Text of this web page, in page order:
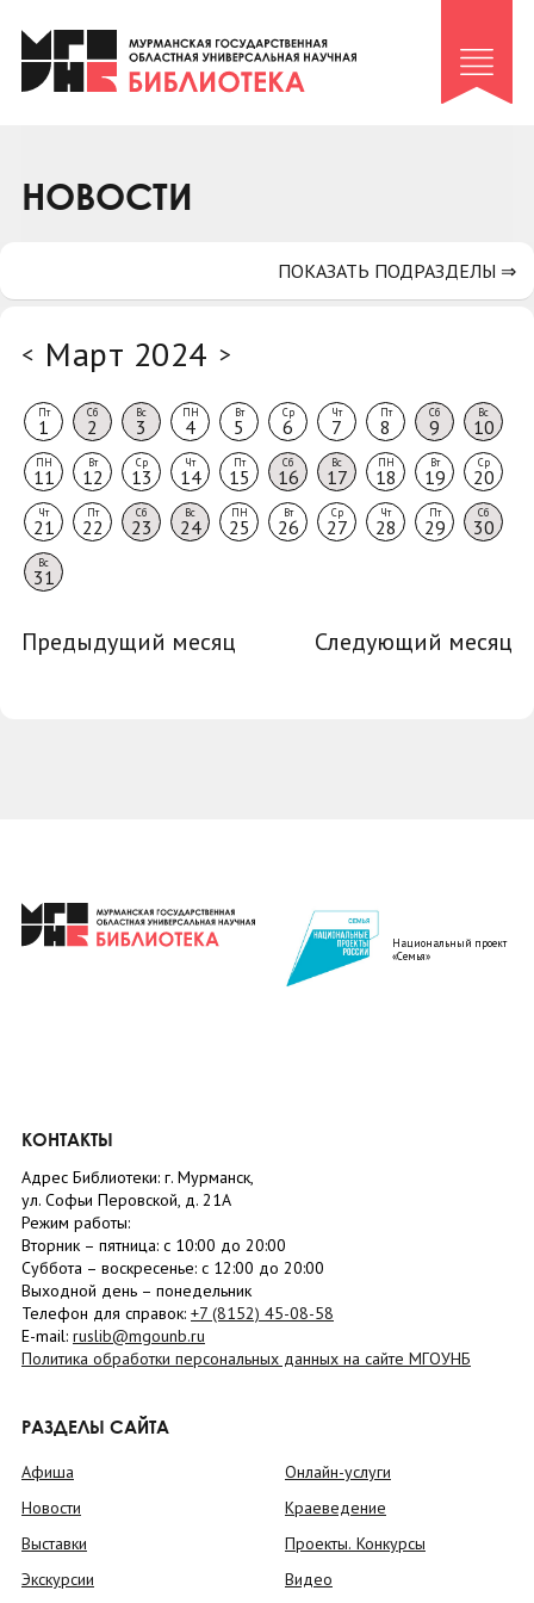
Клуб «Гиря и сельдерей»
Клуб «Семейный архив»
Коллегам
НОВОСТИ
< Март 2024 >
Пт
1
Сб
2
Вс
3
ПН
4
Вт
5
Ср
6
Чт
7
Пт
8
Сб
9
Вс
10
ПН
11
Вт
12
Ср
13
Чт
14
Пт
15
Сб
16
Вс
17
ПН
18
Вт
19
Ср
20
Чт
21
Пт
22
Сб
23
Вс
24
ПН
25
Вт
26
Ср
27
Чт
28
Пт
29
Сб
30
Вс
31
Предыдущий месяц Следующий месяц
ПОКАЗАТЬ ПОДРАЗДЕЛЫ ⇒
Национальный проект
«Семья»
КОНТАКТЫ
Адрес Библиотеки: г. Мурманск,
ул. Софьи Перовской, д. 21А
Режим работы:
Вторник – пятница: с 10:00 до 20:00
Суббота – воскресенье: c 12:00 до 20:00
Выходной день – понедельник
Телефон для справок: +7 (8152) 45-08-58
E-mail: ruslib@mgounb.ru
Политика обработки персональных данных на сайте МГОУНБ
РАЗДЕЛЫ САЙТА
Афиша
Новости
Выставки
Экскурсии
Онлайн-услуги
Краеведение
Проекты. Конкурсы
Видео